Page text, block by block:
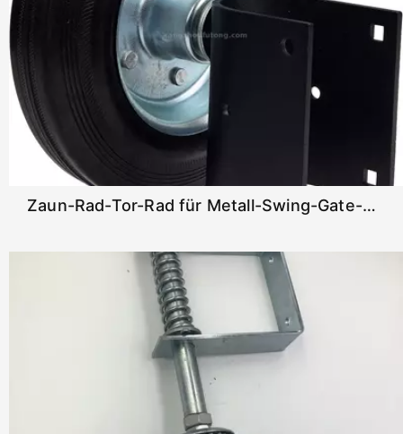
Zaun-Rad-Tor-Rad für Metall-Swing-Gate-Stützrad für Kettengliedzaun